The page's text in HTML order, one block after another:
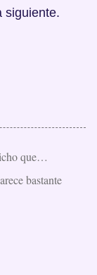
siguiente.
que…
bastante